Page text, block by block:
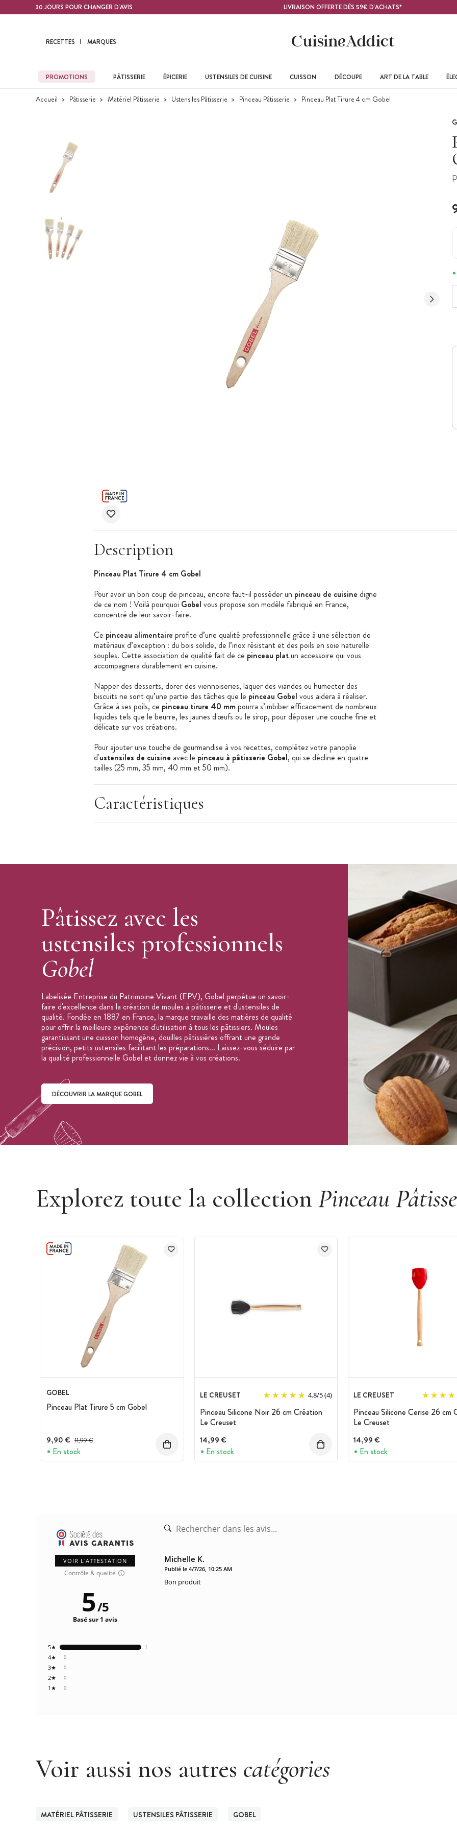
Contenu principal30 JOURS POUR CHANGER D'AVIS LIVRAISON OFFERTE DÈS 59€ D'ACHATS*
RECETTES MARQUES
PROMOTIONS PÂTISSERIE ÉPICERIE USTENSILES DE CUISINE CUISSON DÉCOUPE ART DE LA TABLE
Accueil Pâtisserie Matériel Pâtisserie Ustensiles Pâtisserie Pinceau Pâtisserie Pinceau Plat Tirure 4 cm Gobel
Description
Pinceau Plat Tirure 4 cm Gobel
Pour avoir un bon coup de pinceau, encore faut-il posséder un pinceau de cuisine digne
de ce nom ! Voilà pourquoi Gobel vous propose son modèle fabriqué en France,
concentré de leur savoir-faire.
Ce pinceau alimentaire profite d’une qualité professionnelle grâce à une sélection de
matériaux d’exception : du bois solide, de l’inox résistant et des poils en soie naturelle
souples. Cette association de qualité fait de ce pinceau platun accessoire qui vous
accompagnera durablement en cuisine.
Napper des desserts, dorer des viennoiseries, laquer des viandes ou humecter des
biscuits ne sont qu’une partie des tâches que le pinceau Gobel vous aidera à réaliser.
Grâce à ses poils, ce pinceau tirure 40 mmpourra s’imbiber efficacement de nombreux
liquides tels que le beurre, les jaunes d'œufs ou le sirop, pour déposer une couche fine et
délicate sur vos créations.
Pour ajouter une touche de gourmandise à vos recettes, complétez votre panoplie
d'ustensiles de cuisine avec le pinceau à pâtisserie Gobel, qui se décline en quatre
tailles (25 mm, 35 mm, 40 mm et 50 mm).
Caractéristiques du Pinceau de Cuisine Gobel :
Pinceau à pâtisserie
Pinceau plat
Tirure 40 mm
Caractéristiques
Pâtissez avec les
ustensiles professionnels
Gobel
Labelisée Entreprise du Patrimoine Vivant (EPV), Gobel perpétue un savoir-
faire d'excellence dans la création de moules à pâtisserie et d'ustensiles de
qualité. Fondée en 1887 en France, la marque travaille des matières de qualité
pour offrir la meilleure expérience d'utilisation à tous les pâtissiers. Moules
garantissant une cuisson homogène, douilles pâtissières offrant une grande
précision, petits ustensiles facilitant les préparations... Laissez-vous séduire par
la qualité professionnelle Gobel et donnez vie à vos créations.
DÉCOUVRIR LA MARQUE GOBEL
Explorez toute la collection Pinceau
GOBEL
Pinceau Plat Tirure 5 cm Gobel
9,90 € Prix avant réduction :
11,99 €
En stock
LE CREUSET 4.8/5(4)
Pinceau Silicone Noir 26 cm Création
Le Creuset
14,99 €
En stock
LE CREUSET
Pinceau Silicone Cerise 26 cm
Le Creuset
14,99 €
En stock
VOIR L'ATTESTATION
Contrôle & qualité
0
1★
0
2★
0
3★
0
4★
1
5★
5/5
Basé sur 1 avis
Michelle K.
Publié le 4/7/26, 10:25 AM
Bon produit
Voir aussi nos autres catégories
MATÉRIEL PÂTISSERIE USTENSILES PÂTISSERIE GOBEL